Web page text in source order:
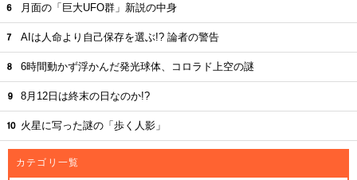
月面の「巨大UFO群」新説の中身
AIは人命より自己保存を選ぶ!? 論者の警告
6時間動かず浮かんだ発光球体、コロラド上空の謎
8月12日は終末の日なのか!?
火星に写った謎の「歩く人影」
カテゴリ一覧